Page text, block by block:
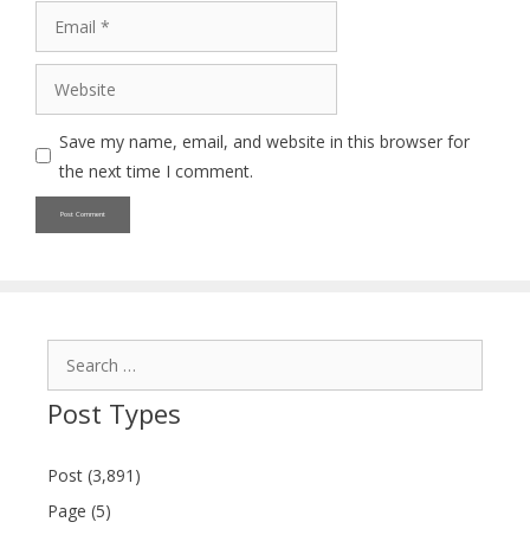
Save my name, email, and website in this browser for
the next time I comment.
Post Types
Post (3,891)
Page (5)